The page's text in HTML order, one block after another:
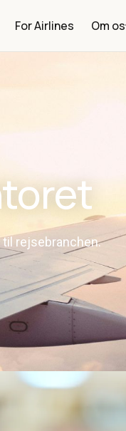
For Airlines Om os
rejsebranchen.